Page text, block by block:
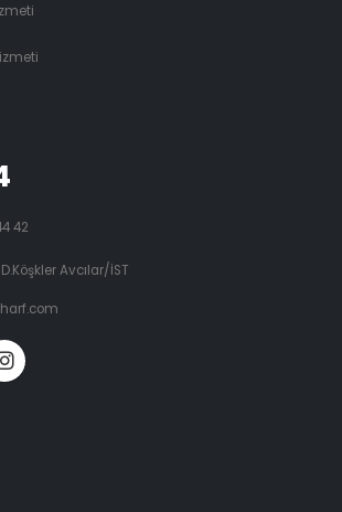
42
Avcılar/İST